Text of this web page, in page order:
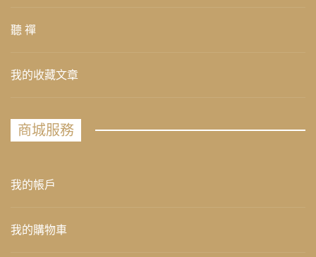
聽 禪
我的收藏文章
商城服務
我的帳戶
我的購物車